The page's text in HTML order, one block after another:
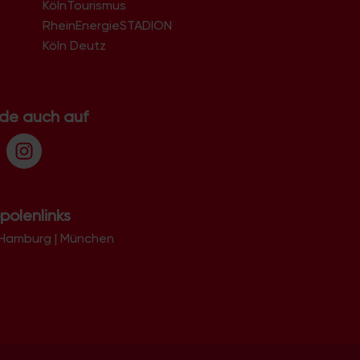
51069
51103
51107
51147
KölnTourismus
RheinEnergieSTADION
Köln Deutz
auch auf
| München